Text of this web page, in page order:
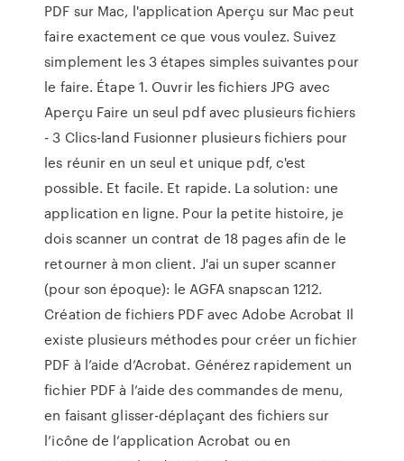
PDF sur Mac, l'application Aperçu sur Mac peut
faire exactement ce que vous voulez. Suivez
simplement les 3 étapes simples suivantes pour
le faire. Étape 1. Ouvrir les fichiers JPG avec
Aperçu Faire un seul pdf avec plusieurs fichiers
- 3 Clics-land Fusionner plusieurs fichiers pour
les réunir en un seul et unique pdf, c'est
possible. Et facile. Et rapide. La solution: une
application en ligne. Pour la petite histoire, je
dois scanner un contrat de 18 pages afin de le
retourner à mon client. J'ai un super scanner
(pour son époque): le AGFA snapscan 1212.
Création de fichiers PDF avec Adobe Acrobat Il
existe plusieurs méthodes pour créer un fichier
PDF à l’aide d’Acrobat. Générez rapidement un
fichier PDF à l’aide des commandes de menu,
en faisant glisser-déplaçant des fichiers sur
l’icône de l’application Acrobat ou en